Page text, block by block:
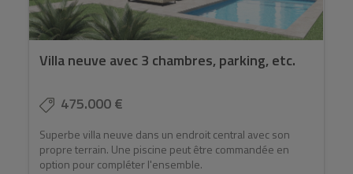
Villa neuve avec 3 chambres, parking, etc.
475.000 €
Superbe villa neuve dans un endroit central avec son
propre terrain. Une piscine peut être commandée en
option pour compléter l'ensemble.